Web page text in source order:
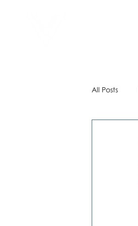
All Posts